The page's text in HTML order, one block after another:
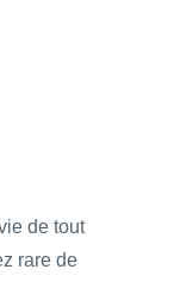
de tout
rare de